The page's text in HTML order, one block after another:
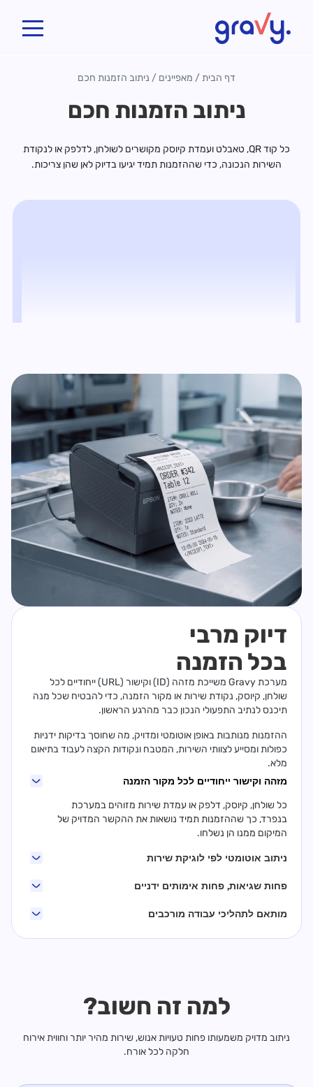
דף הבית/ מאפיינים / ניתוב הזמנות חכם
ניתוב הזמנות חכם
כל קוד QR, טאבלט ועמדת קיוסק מקושרים לשולחן, לדלפק או לנקודת
השירות הנכונה, כדי שההזמנות תמיד יגיעו בדיוק לאן שהן צריכות.
דיוק מרבי
בכל הזמנה
מערכת Gravy משייכת מזהה (ID) וקישור (URL) ייחודיים לכל
שולחן, קיוסק, נקודת שירות או מקור הזמנה, כדי להבטיח שכל מנה
תיכנס לנתיב התפעולי הנכון כבר מהרגע הראשון.
ההזמנות מנותבות באופן אוטומטי ומדויק, מה שחוסך בדיקות ידניות
כפולות ומסייע לצוותי השירות, המטבח ונקודות הקצה לעבוד בתיאום
מלא.
מזהה וקישור ייחודיים לכל מקור הזמנה
כל שולחן, קיוסק, דלפק או עמדת שירות מזוהים במערכת
בנפרד, כך שההזמנות תמיד נושאות את ההקשר המדויק של
המיקום ממנו הן נשלחו.
ניתוב אוטומטי לפי לוגיקת שירות
פחות שגיאות, פחות אימותים ידניים
מותאם לתהליכי עבודה מורכבים
למה זה חשוב?
ניתוב מדויק משמעותו פחות טעויות אנוש, שירות מהיר יותר וחווית אירוח
חלקה לכל אורח.